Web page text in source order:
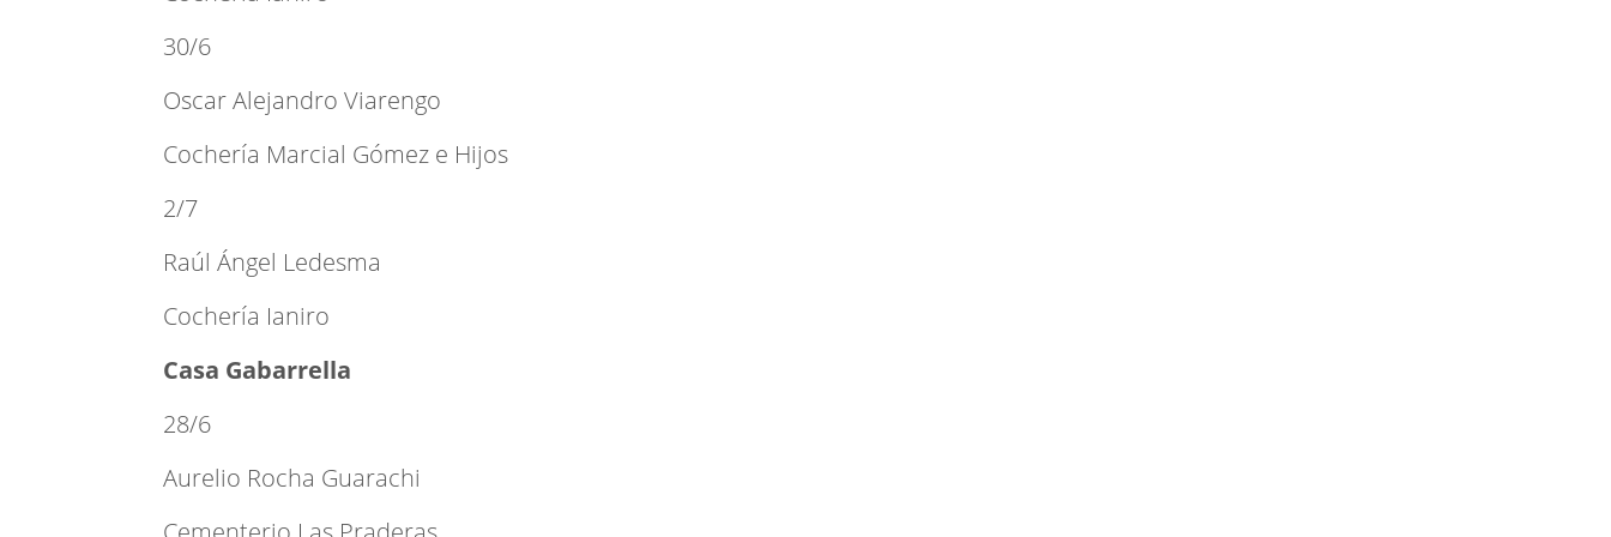
30/6
Oscar Alejandro Viarengo
Cochería Marcial Gómez e Hijos
2/7
Raúl Ángel Ledesma
Cochería Ianiro
Casa Gabarrella
28/6
Aurelio Rocha Guarachi